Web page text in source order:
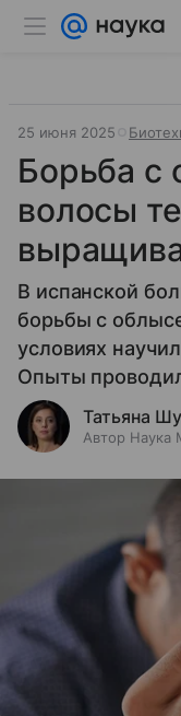
25 июня 2025
Борьба с
волосы
В испанской
борьбы с
условиях
Опыты
Татьяна
Автор Наука